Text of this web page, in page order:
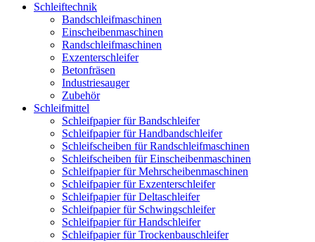
Schleiftechnik
Bandschleifmaschinen
Einscheibenmaschinen
Randschleifmaschinen
Exzenterschleifer
Betonfräsen
Industriesauger
Zubehör
Schleifmittel
Schleifpapier für Bandschleifer
Schleifpapier für Handbandschleifer
Schleifscheiben für Randschleifmaschinen
Schleifscheiben für Einscheibenmaschinen
Schleifpapier für Mehrscheibenmaschinen
Schleifpapier für Exzenterschleifer
Schleifpapier für Deltaschleifer
Schleifpapier für Schwingschleifer
Schleifpapier für Handschleifer
Schleifpapier für Trockenbauschleifer